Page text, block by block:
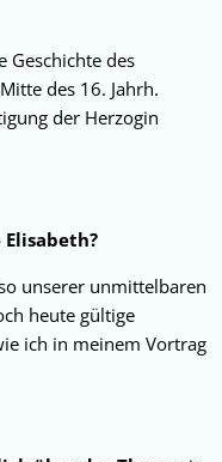
Geschichte des
des 16. Jahrh.
der Herzogin
unserer unmittelbaren
heute gültige
ich in meinem Vortrag